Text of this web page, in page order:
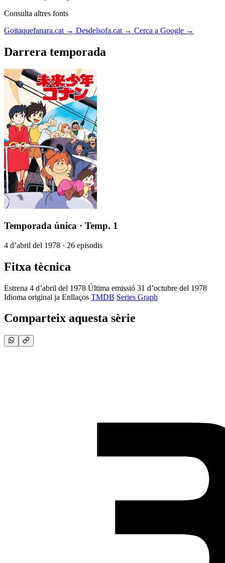
Consulta altres fonts
Goitaquefanara.cat → Desdelsofa.cat → Cerca a Google →
Darrera temporada
Temporada única · Temp. 1
4 d’abril del 1978 · 26 episodis
Fitxa tècnica
Estrena 4 d’abril del 1978 Última emissió 31 d’octubre del 1978
Idioma original ja Enllaços TMDB Series Graph
Comparteix aquesta sèrie